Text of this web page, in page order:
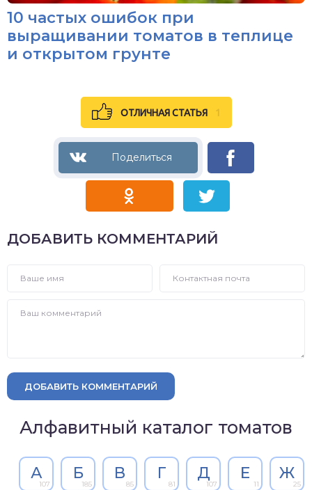
10 частых ошибок при
выращивании томатов в теплице
и открытом грунте
ОТЛИЧНАЯ СТАТЬЯ 1
ДОБАВИТЬ КОММЕНТАРИЙ
ДОБАВИТЬ КОММЕНТАРИЙ
Алфавитный каталог томатов
А
107
Б
185
В
85
Г
81
Д
107
Е
11
Ж
25